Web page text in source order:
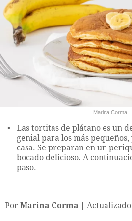
Marina Corma
Las tortitas de plátano es un
genial para los más
casa. Se preparan en un
bocado delicioso. A
paso.
Por Marina Corma